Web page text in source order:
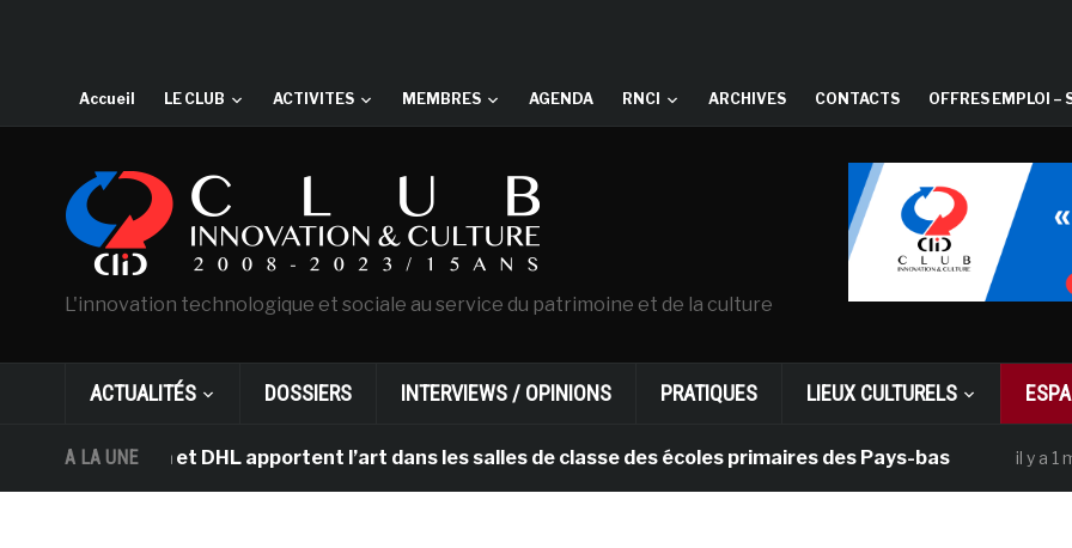
Accueil LE CLUB ACTIVITES MEMBRES AGENDA RNCI ARCHIVES CONTACTS OFFRES EMPLOI –
L'innovation technologique et sociale au service du patrimoine et de la culture
ACTUALITÉS DOSSIERS INTERVIEWS / OPINIONS PRATIQUES LIEUX CULTURELS
A LA UNEet DHL apportent l’art dans les salles de classe des écoles primaires des Pays-bas il y a 1 mois